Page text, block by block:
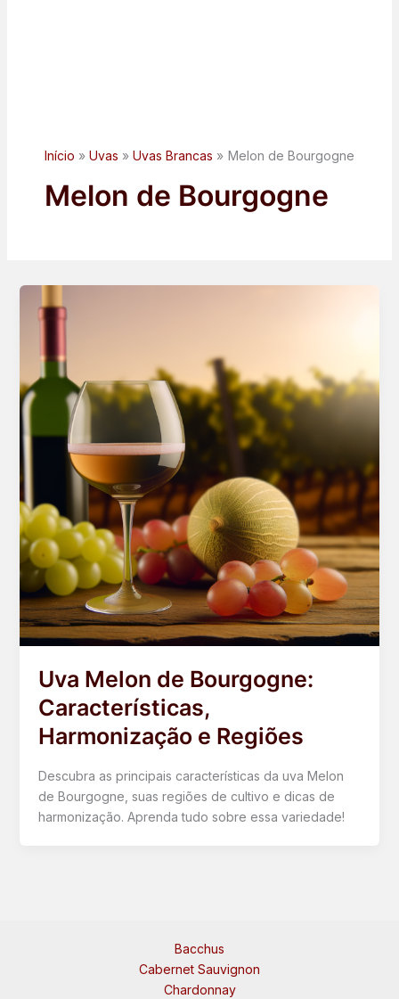
Início Uvas Uvas Brancas Melon de Bourgogne
Melon de Bourgogne
Uva Melon de Bourgogne:
Características,
Harmonização e Regiões
Descubra as principais características da uva Melon
de Bourgogne, suas regiões de cultivo e dicas de
harmonização. Aprenda tudo sobre essa variedade!
Bacchus
Cabernet Sauvignon
Chardonnay